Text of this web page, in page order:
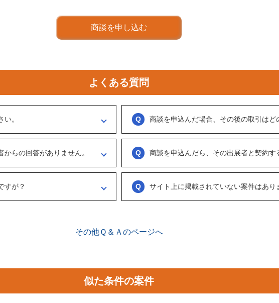
商談を申し込む
よくある質問
。
ください。
訳ではなくまずは、どのような事業
らの回答がありません。
ない出展者には返事をするように催
数日経っても返信がない場合は「事
すが？
商談を申込んだ場合、その後の取引はど
実際に出展者（仲介案件の場合、仲介担当者）とのメ
ます。
具体的に購入を考えた場合は、一度、出展者とのオン
商談を申込んだら、その出展者と契約す
ございません。まずは、商談でどのような事業なのか
め、気軽に商談申し込みを行ってください。
サイト上に掲載されていない案件はあり
その他Ｑ＆Ａのページへ
似た条件の案件